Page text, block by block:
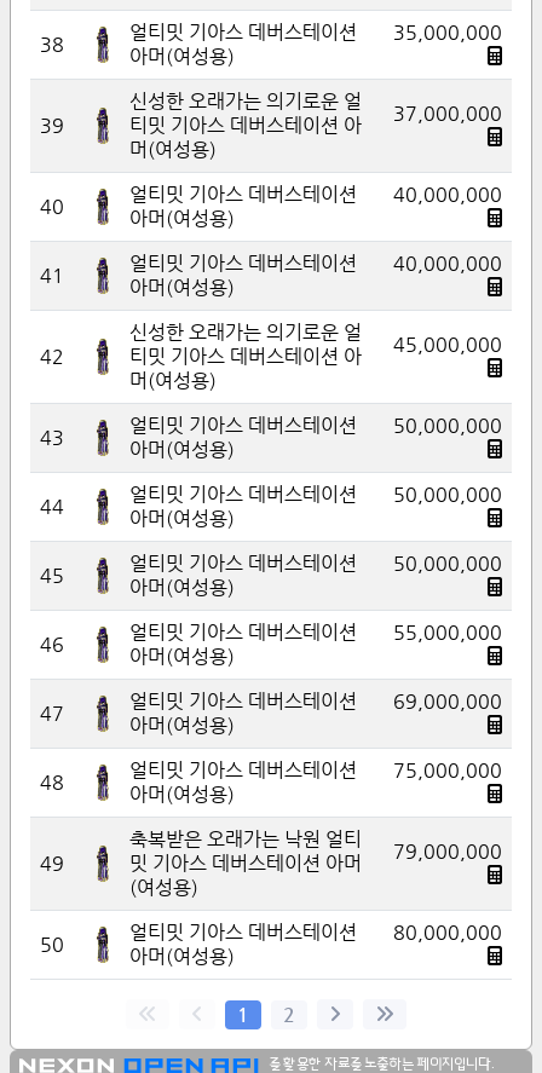
38
얼티밋 기아스 데버스테이션
아머(여성용)
35,000,000
39
신성한 오래가는 의기로운 얼
티밋 기아스 데버스테이션 아
머(여성용)
37,000,000
40
얼티밋 기아스 데버스테이션
아머(여성용)
40,000,000
41
얼티밋 기아스 데버스테이션
아머(여성용)
40,000,000
42
신성한 오래가는 의기로운 얼
티밋 기아스 데버스테이션 아
머(여성용)
45,000,000
43
얼티밋 기아스 데버스테이션
아머(여성용)
50,000,000
44
얼티밋 기아스 데버스테이션
아머(여성용)
50,000,000
45
얼티밋 기아스 데버스테이션
아머(여성용)
50,000,000
46
얼티밋 기아스 데버스테이션
아머(여성용)
55,000,000
47
얼티밋 기아스 데버스테이션
아머(여성용)
69,000,000
48
얼티밋 기아스 데버스테이션
아머(여성용)
75,000,000
49
축복받은 오래가는 낙원 얼티
밋 기아스 데버스테이션 아머
(여성용)
79,000,000
50
얼티밋 기아스 데버스테이션
아머(여성용)
80,000,000
1 2
를 활용한 자료를 노출하는 페이지입니다.